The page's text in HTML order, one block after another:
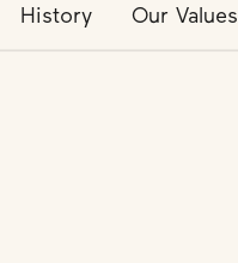
History Our Values